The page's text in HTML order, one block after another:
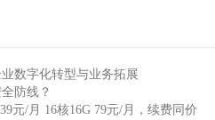
数字化转型与业务拓展
防线？
元/月 16核16G 79元/月，续费同价